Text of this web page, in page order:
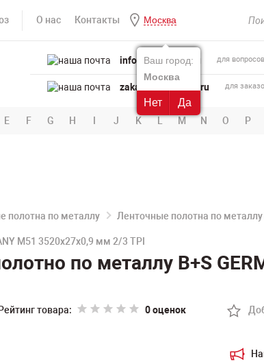
О нас Контакты Москва
Ваш город:
Москва
Нет Да
info@powertool.ru для вопросов
zakaz@powertool.ru для
E F G H I J K L M N O P
полотна по металлу Ленточные полотна по металлу
M51 3520х27х0,9 мм 2/3 TPI
по металлу B+S
Рейтинг товара: 0 оценок